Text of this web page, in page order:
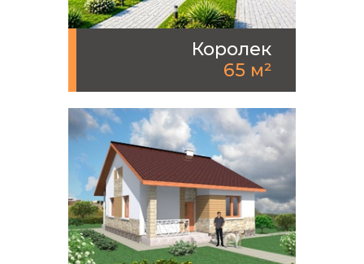
Королек
65 м²